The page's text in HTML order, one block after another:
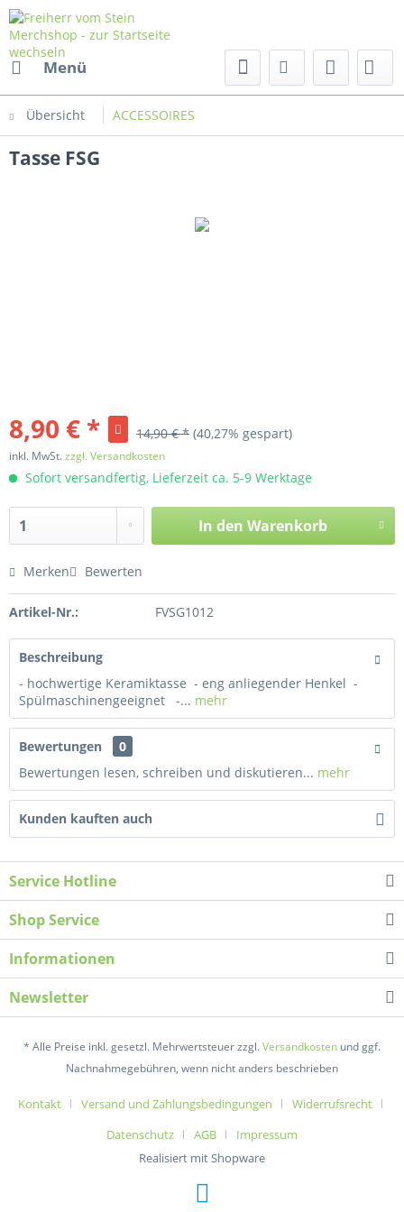
Menü
Übersicht ACCESSOIRES
Tasse FSG
8,90 € * 14,90 € * (40,27% gespart)
inkl. MwSt.zzgl. Versandkosten
Sofort versandfertig, Lieferzeit ca. 5-9 Werktage
In den Warenkorb
Merken Bewerten
Artikel-Nr.: FVSG1012
Beschreibung
- hochwertige Keramiktasse - eng anliegender Henkel -
Spülmaschinengeeignet -... mehr
Bewertungen
0
Bewertungen lesen, schreiben und diskutieren... mehr
Kunden kauften auch
Service Hotline
Shop Service
Informationen
Newsletter
* Alle Preise inkl. gesetzl. Mehrwertsteuer zzgl.Versandkosten und ggf.
Nachnahmegebühren, wenn nicht anders beschrieben
Kontakt Versand und Zahlungsbedingungen
Widerrufsrecht
Datenschutz
AGB
Impressum
Realisiert mit Shopware